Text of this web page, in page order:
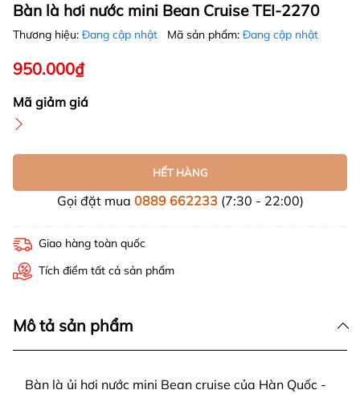
Bàn là hơi nước mini Bean Cruise TEI-2270
Thương hiệu: Đang cập nhật Mã sản phẩm: Đang cập nhật
950.000₫
Mã giảm giá
HẾT HÀNG
Gọi đặt mua 0889 662233(7:30 - 22:00)
Giao hàng toàn quốc
Tích điểm tất cả sản phẩm
Mô tả sản phẩm
Bàn là ủi hơi nước mini Bean cruise của Hàn Quốc -